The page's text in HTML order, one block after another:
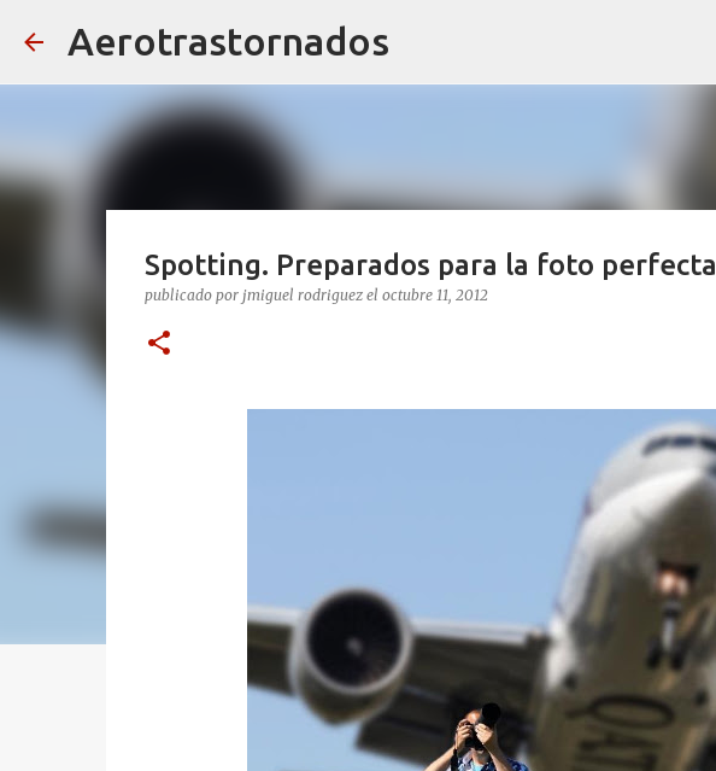
Aerotrastornados
Spotting. Preparados para la foto perfecta
publicado por jmiguel rodriguez el octubre 11, 2012